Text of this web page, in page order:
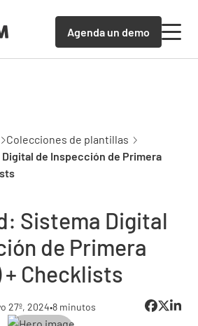
Agenda un demo
Colecciones de plantillas
Digital de Inspección de Primera
Sistema Digital
de Primera
+ Checklists
27º, 2024•8 minutos